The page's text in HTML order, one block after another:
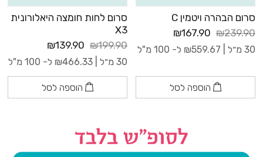
סרום הבהרה ויטמין C
₪239.90
₪167.90
30 מ״ל | ₪559.67 ל- 100 מ"ל
הוספה לסל
סרום לחות חומצה היאלורונית
X3
₪199.90
₪139.90
30 מ״ל | ₪466.33 ל- 100 מ"ל
הוספה לסל